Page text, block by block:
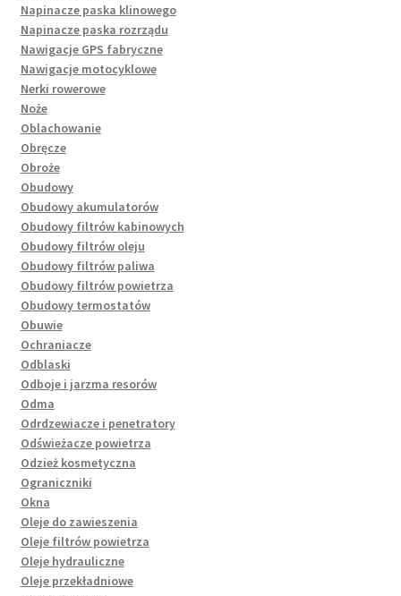
Napinacze paska klinowego
Napinacze paska rozrządu
Nawigacje GPS fabryczne
Nawigacje motocyklowe
Nerki rowerowe
Noże
Oblachowanie
Obręcze
Obroże
Obudowy
Obudowy akumulatorów
Obudowy filtrów kabinowych
Obudowy filtrów oleju
Obudowy filtrów paliwa
Obudowy filtrów powietrza
Obudowy termostatów
Obuwie
Ochraniacze
Odblaski
Odboje i jarzma resorów
Odma
Odrdzewiacze i penetratory
Odświeżacze powietrza
Odzież kosmetyczna
Ograniczniki
Okna
Oleje do zawieszenia
Oleje filtrów powietrza
Oleje hydrauliczne
Oleje przekładniowe